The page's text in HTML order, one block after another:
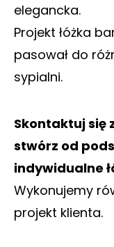
A
elegancka.
Projekt łóżka
pasował do
sypialni.
Skontaktuj się
stwórz od
indywidualne
Wykonujemy
projekt klienta.